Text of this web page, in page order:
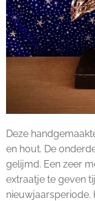
Deze
en hout. De
gelijmd. Een zeer
extraatje te geven
nieuwjaarsperiode.